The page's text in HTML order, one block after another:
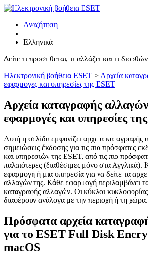
Αναζήτηση
Ελληνικά
Δείτε τι προστίθεται, τι αλλάζει και τι
Ηλεκτρονική βοήθεια ESET > Αρχεία
εφαρμογές και υπηρεσίες της ESET
Αρχεία καταγραφής
εφαρμογές και υπηρεσίες
Αυτή η σελίδα εμφανίζει αρχεία καταγραφής
σημειώσεις έκδοσης για τις πιο πρόσφατες
και υπηρεσιών της ESET, από τις πιο
παλαιότερες (διαθέσιμες μόνο στα Αγγλικά).
εφαρμογή ή μια υπηρεσία για να δείτε τα
αλλαγών της. Κάθε εφαρμογή περιλαμβάνει
καταγραφής αλλαγών. Οι κύκλοι κυκλοφορίας
διαφέρουν ανάλογα με την περιοχή ή τη χώρα.
Πρόσφατα αρχεία
για το ESET Full Disk
macOS